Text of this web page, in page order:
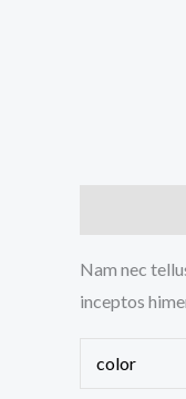
Nam nec
inceptos
color